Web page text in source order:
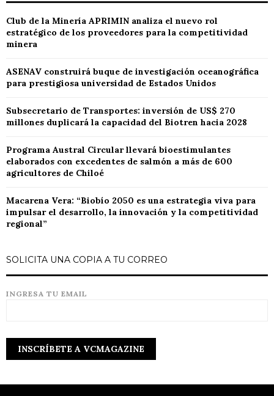
Club de la Minería APRIMIN analiza el nuevo rol
estratégico de los proveedores para la competitividad
minera
ASENAV construirá buque de investigación oceanográfica
para prestigiosa universidad de Estados Unidos
Subsecretario de Transportes: inversión de US$ 270
millones duplicará la capacidad del Biotren hacia 2028
Programa Austral Circular llevará bioestimulantes
elaborados con excedentes de salmón a más de 600
agricultores de Chiloé
Macarena Vera: “Biobío 2050 es una estrategia viva para
impulsar el desarrollo, la innovación y la competitividad
regional”
SOLICITA UNA COPIA A TU CORREO
INGRESA TU EMAIL